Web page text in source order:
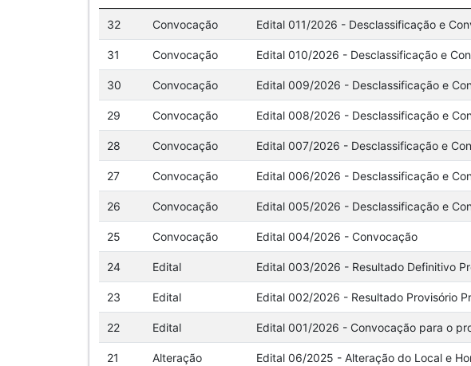
32 Convocação Edital 011/2026 - Desclassificação e
31 Convocação Edital 010/2026 - Desclassificação e
30 Convocação Edital 009/2026 - Desclassificação e
29 Convocação Edital 008/2026 - Desclassificação e
28 Convocação Edital 007/2026 - Desclassificação e
27 Convocação Edital 006/2026 - Desclassificação e
26 Convocação Edital 005/2026 - Desclassificação e
25 Convocação Edital 004/2026 - Convocação
24 Edital Edital 003/2026 - Resultado Definitivo
23 Edital Edital 002/2026 - Resultado Provisório
22 Edital Edital 001/2026 - Convocação para o
21 Alteração Edital 06/2025 - Alteração do Local e